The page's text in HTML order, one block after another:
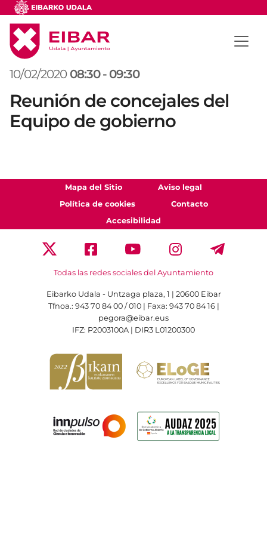
10/02/2020 08:30 - 09:30
Reunión de concejales del
Equipo de gobierno
Mapa del Sitio
Aviso legal
Política de cookies
Contacto
Accesibilidad
Todas las redes sociales del Ayuntamiento
Eibarko Udala - Untzaga plaza, 1 | 20600 Eibar
Tfnoa.: 943 70 84 00 / 010 | Faxa: 943 70 84 16 |
pegora@eibar.eus
IFZ: P2003100A | DIR3 L01200300